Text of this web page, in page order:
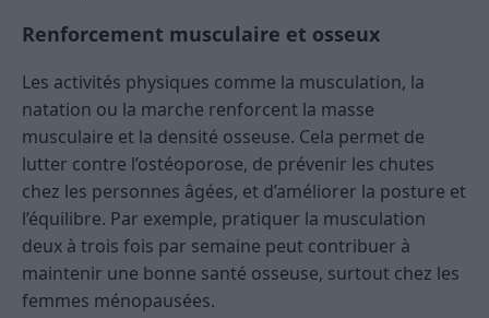
Renforcement musculaire et osseux
Les activités physiques comme la musculation, la
natation ou la marche renforcent la masse
musculaire et la densité osseuse. Cela permet de
lutter contre l’ostéoporose, de prévenir les chutes
chez les personnes âgées, et d’améliorer la posture et
l’équilibre. Par exemple, pratiquer la musculation
deux à trois fois par semaine peut contribuer à
maintenir une bonne santé osseuse, surtout chez les
femmes ménopausées.